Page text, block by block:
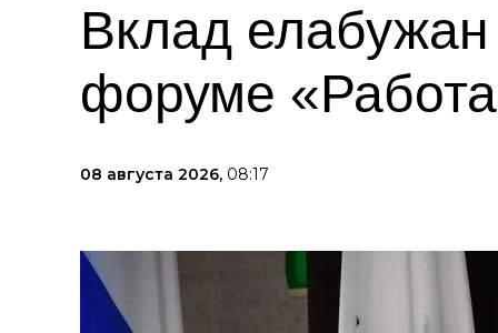
Вклад
форуме
08 августа 2026, 08:17